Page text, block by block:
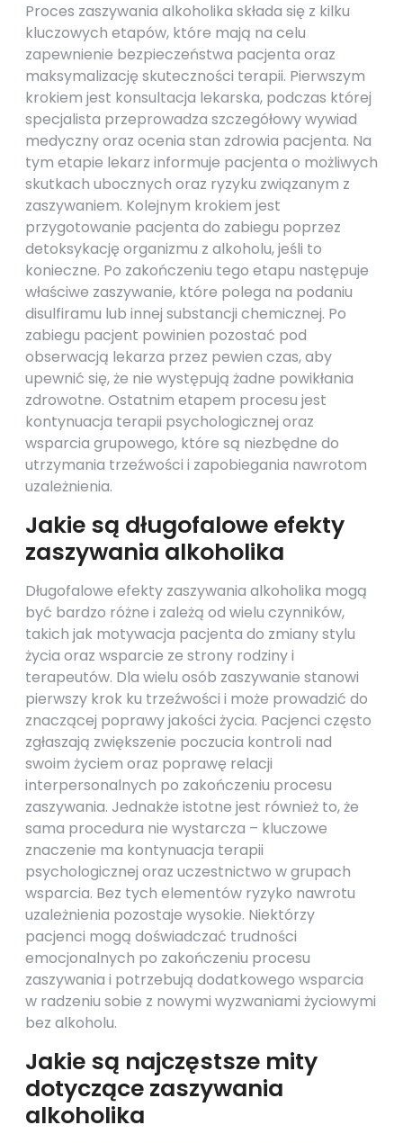
Proces zaszywania alkoholika składa się z kilku
kluczowych etapów, które mają na celu
zapewnienie bezpieczeństwa pacjenta oraz
maksymalizację skuteczności terapii. Pierwszym
krokiem jest konsultacja lekarska, podczas której
specjalista przeprowadza szczegółowy wywiad
medyczny oraz ocenia stan zdrowia pacjenta. Na
tym etapie lekarz informuje pacjenta o możliwych
skutkach ubocznych oraz ryzyku związanym z
zaszywaniem. Kolejnym krokiem jest
przygotowanie pacjenta do zabiegu poprzez
detoksykację organizmu z alkoholu, jeśli to
konieczne. Po zakończeniu tego etapu następuje
właściwe zaszywanie, które polega na podaniu
disulfiramu lub innej substancji chemicznej. Po
zabiegu pacjent powinien pozostać pod
obserwacją lekarza przez pewien czas, aby
upewnić się, że nie występują żadne powikłania
zdrowotne. Ostatnim etapem procesu jest
kontynuacja terapii psychologicznej oraz
wsparcia grupowego, które są niezbędne do
utrzymania trzeźwości i zapobiegania nawrotom
uzależnienia.
Jakie są długofalowe efekty
zaszywania alkoholika
Długofalowe efekty zaszywania alkoholika mogą
być bardzo różne i zależą od wielu czynników,
takich jak motywacja pacjenta do zmiany stylu
życia oraz wsparcie ze strony rodziny i
terapeutów. Dla wielu osób zaszywanie stanowi
pierwszy krok ku trzeźwości i może prowadzić do
znaczącej poprawy jakości życia. Pacjenci często
zgłaszają zwiększenie poczucia kontroli nad
swoim życiem oraz poprawę relacji
interpersonalnych po zakończeniu procesu
zaszywania. Jednakże istotne jest również to, że
sama procedura nie wystarcza – kluczowe
znaczenie ma kontynuacja terapii
psychologicznej oraz uczestnictwo w grupach
wsparcia. Bez tych elementów ryzyko nawrotu
uzależnienia pozostaje wysokie. Niektórzy
pacjenci mogą doświadczać trudności
emocjonalnych po zakończeniu procesu
zaszywania i potrzebują dodatkowego wsparcia
w radzeniu sobie z nowymi wyzwaniami życiowymi
bez alkoholu.
Jakie są najczęstsze mity
dotyczące zaszywania
alkoholika